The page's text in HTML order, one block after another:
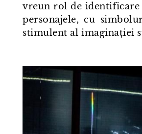
vreun rol de identificare
personajele, cu
stimulent al imaginației